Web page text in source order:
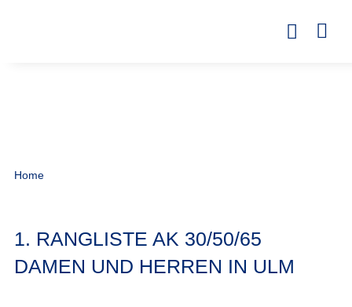
Home
1. RANGLISTE AK 30/50/65
DAMEN UND HERREN IN ULM